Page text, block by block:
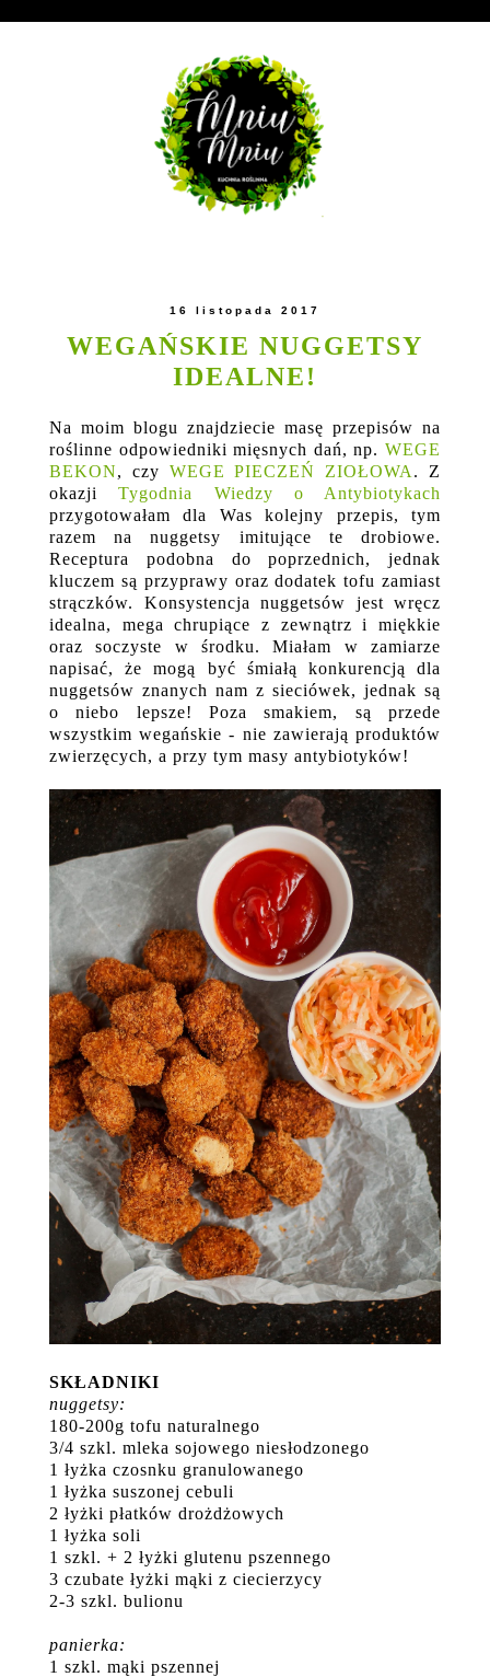
16 listopada 2017
WEGAŃSKIE NUGGETSY
IDEALNE!
Na moim blogu znajdziecie masę przepisów na
roślinne odpowiedniki mięsnych dań, np. WEGE
BEKON, czy WEGE PIECZEŃ ZIOŁOWA . Z
okazjiTygodnia Wiedzy o Antybiotykach
przygotowałam dla Was kolejny przepis, tym
razem na nuggetsy imitujące te drobiowe.
Receptura podobna do poprzednich, jednak
kluczem są przyprawy oraz dodatek tofu zamiast
strączków. Konsystencja nuggetsów jest wręcz
idealna, mega chrupiące z zewnątrz i miękkie
oraz soczyste w środku. Miałam w zamiarze
napisać, że mogą być śmiałą konkurencją dla
nuggetsów znanych nam z sieciówek, jednak są
o niebo lepsze! Poza smakiem, są przede
wszystkim wegańskie - nie zawierają produktów
zwierzęcych, a przy tym masy antybiotyków!
SKŁADNIKI
nuggetsy:
180-200g tofu naturalnego
3/4 szkl. mleka sojowego niesłodzonego
1 łyżka czosnku granulowanego
1 łyżka suszonej cebuli
2 łyżki płatków drożdżowych
1 łyżka soli
1 szkl. + 2 łyżki glutenu pszennego
3 czubate łyżki mąki z ciecierzycy
2-3 szkl. bulionu
panierka:
1 szkl. mąki pszennej